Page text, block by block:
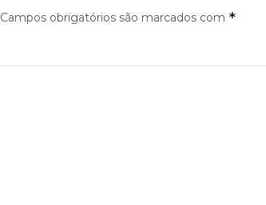
Campos obrigatórios são marcados com *